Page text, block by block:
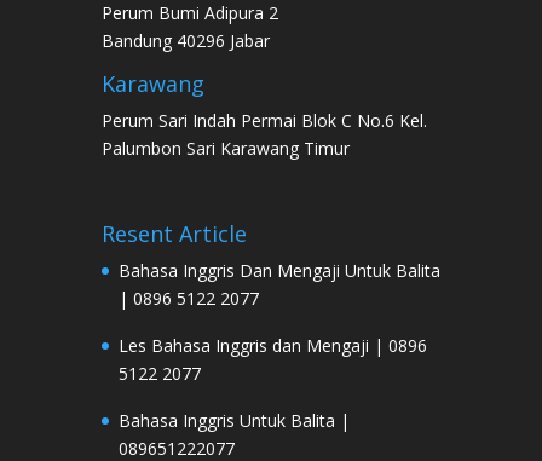
Perum Bumi Adipura 2
Bandung 40296 Jabar
Karawang
Perum Sari Indah Permai Blok C No.6 Kel.
Palumbon Sari Karawang Timur
Resent Article
Bahasa Inggris Dan Mengaji Untuk Balita
| 0896 5122 2077
Les Bahasa Inggris dan Mengaji | 0896
5122 2077
Bahasa Inggris Untuk Balita |
089651222077